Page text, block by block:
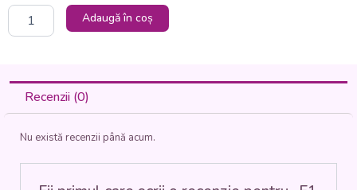
Cantitate
PORC
CU
(ceafă
Adaugă în coș
Recenzii (0)
Nu există recenzii până acum.